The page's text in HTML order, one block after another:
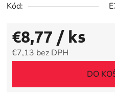
z
hviezdičiek.
Kód:
€8,77 / ks
€7,13 bez DPH
DO